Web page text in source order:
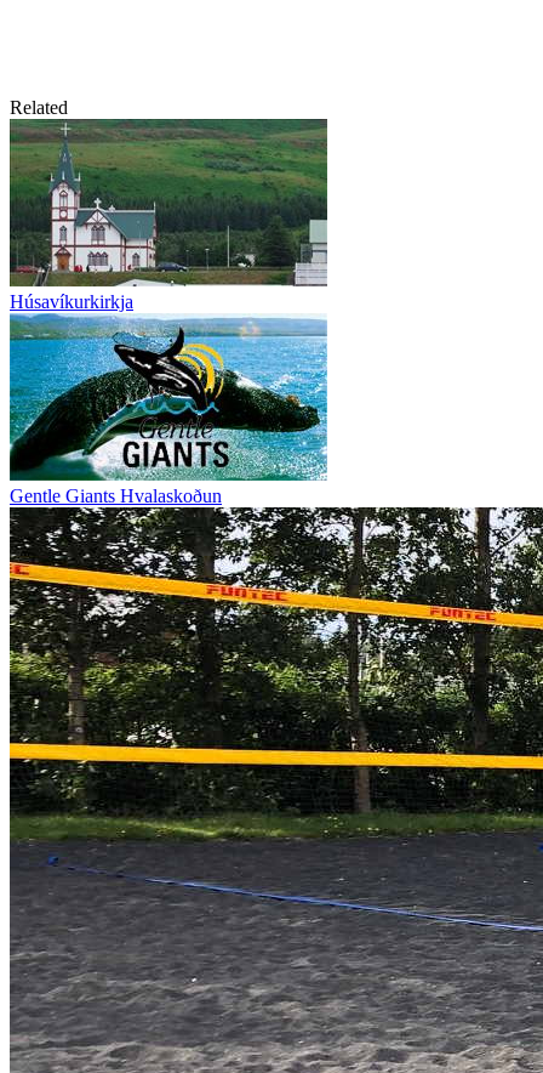
Related
Húsavíkurkirkja
Gentle Giants Hvalaskoðun